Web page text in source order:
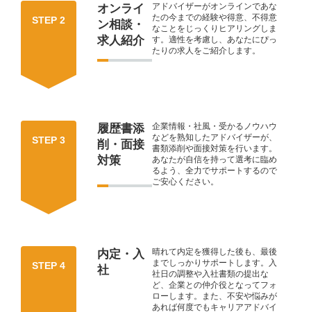
STEP 2
オンライ
ン相談・
求人紹介
アドバイザーがオンラインであな
たの今までの経験や得意、不得意
なことをじっくりヒアリングしま
す。適性を考慮し、あなたにぴっ
たりの求人をご紹介します。
STEP 3
履歴書添
削・面接
対策
企業情報・社風・受かるノウハウ
などを熟知したアドバイザーが、
書類添削や面接対策を行います。
あなたが自信を持って選考に臨め
るよう、全力でサポートするので
ご安心ください。
STEP 4
内定・入
社
晴れて内定を獲得した後も、最後
までしっかりサポートします。入
社日の調整や入社書類の提出な
ど、企業との仲介役となってフォ
ローします。また、不安や悩みが
あれば何度でもキャリアアドバイ